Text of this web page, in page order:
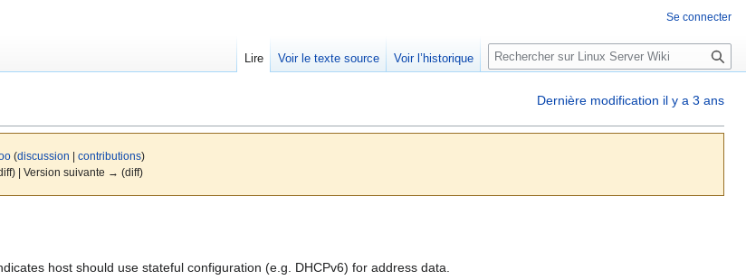
Dernière modification il y a 3 ans
(discussion contributions)
| Version suivante → (diff)
host should use stateful configuration (e.g. DHCPv6) for address data.
Se connecter
Lire Voir le texte source Voir l’historique
R
e
e
h